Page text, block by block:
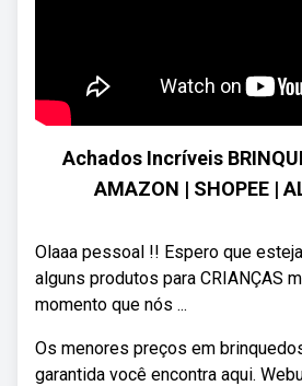
Achados Incríveis
AMAZON | SHOPEE |
Olaaa pessoal !! Espero que
alguns produtos para CRIANÇAS
momento que nós ...
Os menores preços em
garantida você encontra aqui.